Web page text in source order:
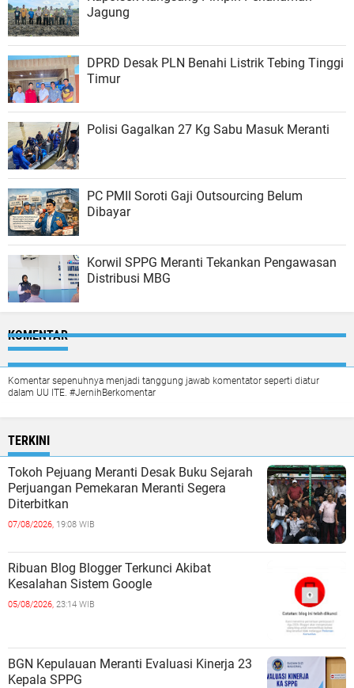
Jagung
DPRD Desak PLN Benahi Listrik Tebing Tinggi
Timur
Polisi Gagalkan 27 Kg Sabu Masuk Meranti
PC PMII Soroti Gaji Outsourcing Belum
Dibayar
Korwil SPPG Meranti Tekankan Pengawasan
Distribusi MBG
KOMENTAR
Komentar sepenuhnya menjadi tanggung jawab komentator seperti diatur
dalam UU ITE. #JernihBerkomentar
TERKINI
Tokoh Pejuang Meranti Desak Buku Sejarah
Perjuangan Pemekaran Meranti Segera
Diterbitkan
07/08/2026, 19:08 WIB
Ribuan Blog Blogger Terkunci Akibat
Kesalahan Sistem Google
05/08/2026, 23:14 WIB
BGN Kepulauan Meranti Evaluasi Kinerja 23
Kepala SPPG